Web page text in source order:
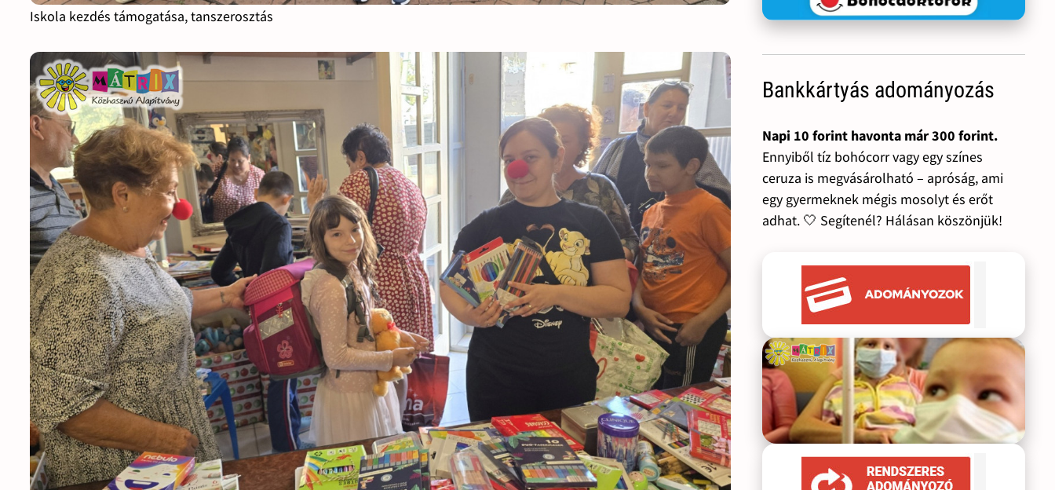
Iskola kezdés támogatása, tanszerosztás
Bankkártyás adományozás
Napi 10 forint havonta már 300 forint.
Ennyiből tíz bohócorr vagy egy színes
ceruza is megvásárolható – apróság, ami
egy gyermeknek mégis mosolyt és erőt
adhat. 🤍 Segítenél? Hálásan köszönjük!